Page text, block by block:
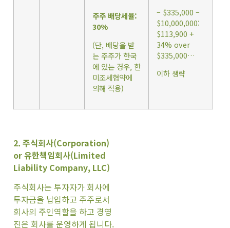
주주 배당세율:
30%
(단, 배당을 받
는 주주가 한국
에 있는 경우, 한
미조세협약에
의해 적용)
– $335,000 –
$10,000,000:
$113,900 +
34% over
$335,000…
이하 생략
2. 주식회사(Corporation)
or 유한책임회사(Limited
Liability Company, LLC)
주식회사는 투자자가 회사에
투자금을 납입하고 주주로서
회사의 주인역할을 하고 경영
진은 회사를 운영하게 됩니다.